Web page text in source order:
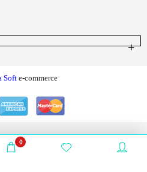
Soft e-commerce
0